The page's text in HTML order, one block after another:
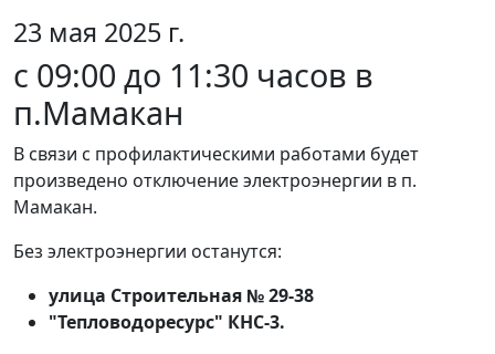
23 мая 2025 г.
с 09:00 до 11:30 часов в
п.Мамакан
В связи с профилактическими работами будет
произведено отключение электроэнергии в п.
Мамакан.
Без электроэнергии останутся:
улица Строительная № 29-38
"Тепловодоресурс" КНС-3.